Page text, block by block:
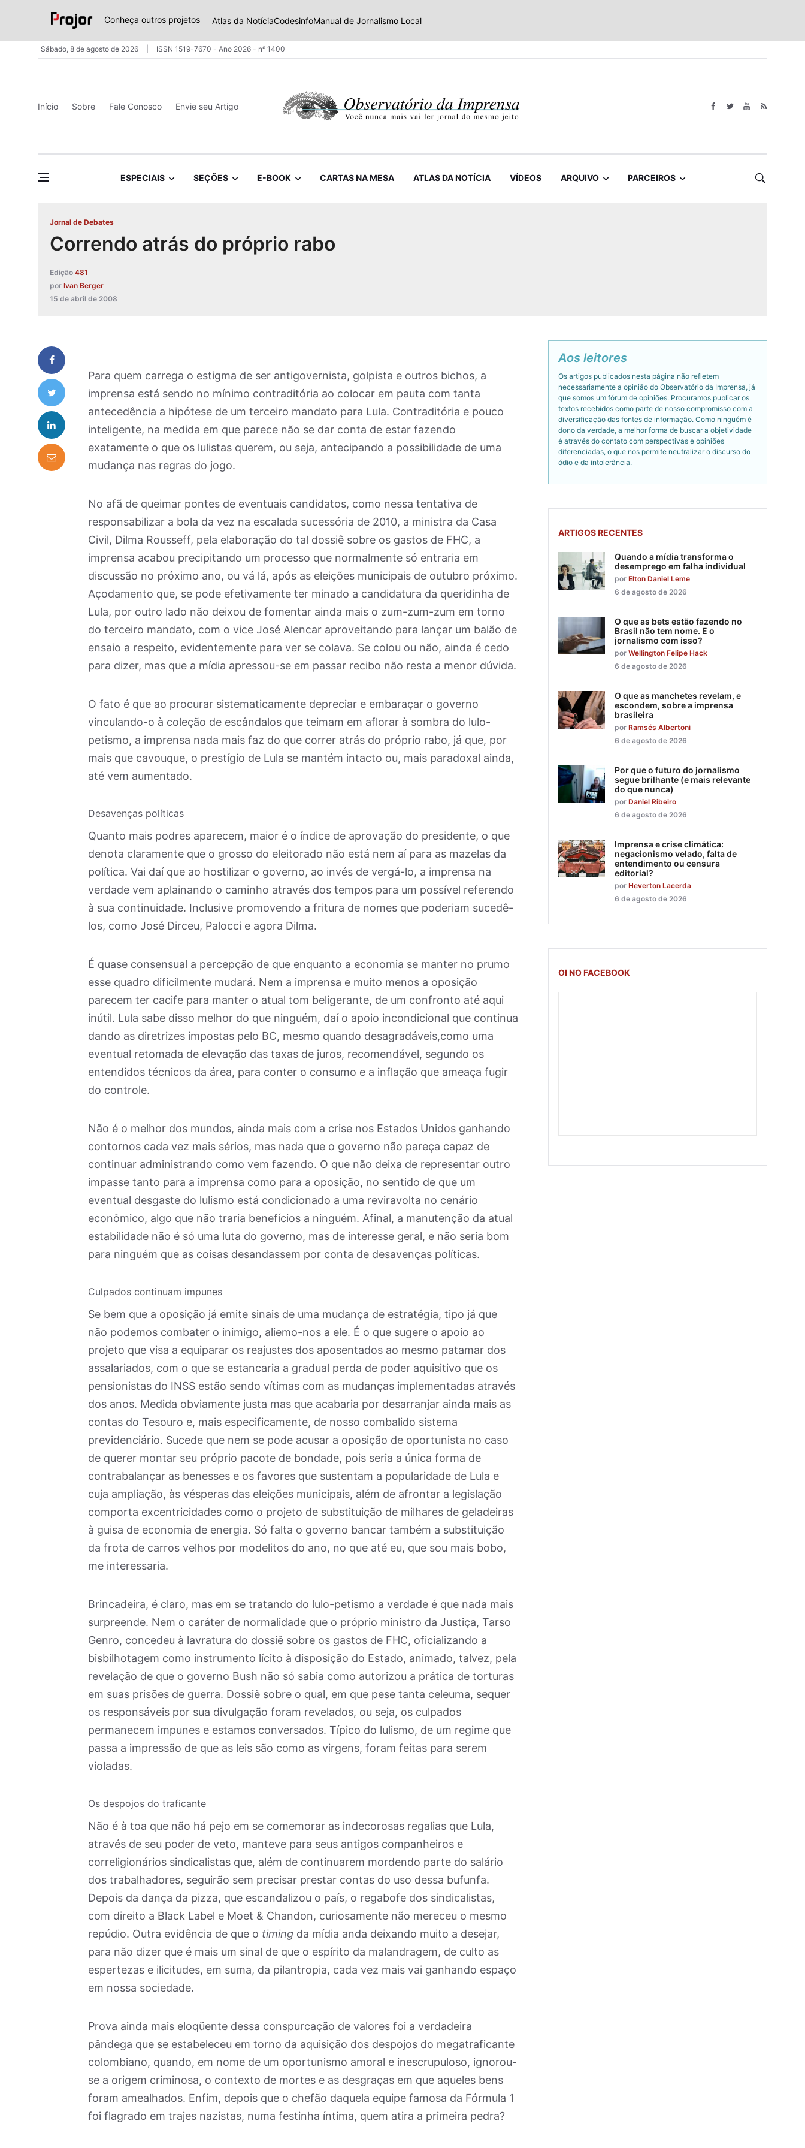
Conheça outros projetos Atlas da NotíciaCodesinfoManual de Jornalismo Local
Sábado, 8 de agosto de 2026 ISSN 1519-7670 - Ano 2026 - nº 1400
Início Sobre Fale Conosco Envie seu Artigo
ESPECIAIS SEÇÕES E-BOOK CARTAS NA MESA ATLAS DA NOTÍCIA VÍDEOS ARQUIVO PARCEIROS
Jornal de Debates
Correndo atrás do próprio rabo
Edição 481
por Ivan Berger
15 de abril de 2008
Para quem carrega o estigma de ser antigovernista, golpista e outros bichos, a
imprensa está sendo no mínimo contraditória ao colocar em pauta com tanta
antecedência a hipótese de um terceiro mandato para Lula. Contraditória e pouco
inteligente, na medida em que parece não se dar conta de estar fazendo
exatamente o que os lulistas querem, ou seja, antecipando a possibilidade de uma
mudança nas regras do jogo.
No afã de queimar pontes de eventuais candidatos, como nessa tentativa de
responsabilizar a bola da vez na escalada sucessória de 2010, a ministra da Casa
Civil, Dilma Rousseff, pela elaboração do tal dossiê sobre os gastos de FHC, a
imprensa acabou precipitando um processo que normalmente só entraria em
discussão no próximo ano, ou vá lá, após as eleições municipais de outubro próximo.
Açodamento que, se pode efetivamente ter minado a candidatura da queridinha de
Lula, por outro lado não deixou de fomentar ainda mais o zum-zum-zum em torno
do terceiro mandato, com o vice José Alencar aproveitando para lançar um balão de
ensaio a respeito, evidentemente para ver se colava. Se colou ou não, ainda é cedo
para dizer, mas que a mídia apressou-se em passar recibo não resta a menor dúvida.
O fato é que ao procurar sistematicamente depreciar e embaraçar o governo
vinculando-o à coleção de escândalos que teimam em aflorar à sombra do lulo-
petismo, a imprensa nada mais faz do que correr atrás do próprio rabo, já que, por
mais que cavouque, o prestígio de Lula se mantém intacto ou, mais paradoxal ainda,
até vem aumentado.
Desavenças políticas
Quanto mais podres aparecem, maior é o índice de aprovação do presidente, o que
denota claramente que o grosso do eleitorado não está nem aí para as mazelas da
política. Vai daí que ao hostilizar o governo, ao invés de vergá-lo, a imprensa na
verdade vem aplainando o caminho através dos tempos para um possível referendo
à sua continuidade. Inclusive promovendo a fritura de nomes que poderiam sucedê-
los, como José Dirceu, Palocci e agora Dilma.
É quase consensual a percepção de que enquanto a economia se manter no prumo
esse quadro dificilmente mudará. Nem a imprensa e muito menos a oposição
parecem ter cacife para manter o atual tom beligerante, de um confronto até aqui
inútil. Lula sabe disso melhor do que ninguém, daí o apoio incondicional que continua
dando as diretrizes impostas pelo BC, mesmo quando desagradáveis,como uma
eventual retomada de elevação das taxas de juros, recomendável, segundo os
entendidos técnicos da área, para conter o consumo e a inflação que ameaça fugir
do controle.
Não é o melhor dos mundos, ainda mais com a crise nos Estados Unidos ganhando
contornos cada vez mais sérios, mas nada que o governo não pareça capaz de
continuar administrando como vem fazendo. O que não deixa de representar outro
impasse tanto para a imprensa como para a oposição, no sentido de que um
eventual desgaste do lulismo está condicionado a uma reviravolta no cenário
econômico, algo que não traria benefícios a ninguém. Afinal, a manutenção da atual
estabilidade não é só uma luta do governo, mas de interesse geral, e não seria bom
para ninguém que as coisas desandassem por conta de desavenças políticas.
Culpados continuam impunes
Se bem que a oposição já emite sinais de uma mudança de estratégia, tipo já que
não podemos combater o inimigo, aliemo-nos a ele. É o que sugere o apoio ao
projeto que visa a equiparar os reajustes dos aposentados ao mesmo patamar dos
assalariados, com o que se estancaria a gradual perda de poder aquisitivo que os
pensionistas do INSS estão sendo vítimas com as mudanças implementadas através
dos anos. Medida obviamente justa mas que acabaria por desarranjar ainda mais as
contas do Tesouro e, mais especificamente, de nosso combalido sistema
previdenciário. Sucede que nem se pode acusar a oposição de oportunista no caso
de querer montar seu próprio pacote de bondade, pois seria a única forma de
contrabalançar as benesses e os favores que sustentam a popularidade de Lula e
cuja ampliação, às vésperas das eleições municipais, além de afrontar a legislação
comporta excentricidades como o projeto de substituição de milhares de geladeiras
à guisa de economia de energia. Só falta o governo bancar também a substituição
da frota de carros velhos por modelitos do ano, no que até eu, que sou mais bobo,
me interessaria.
Brincadeira, é claro, mas em se tratando do lulo-petismo a verdade é que nada mais
surpreende. Nem o caráter de normalidade que o próprio ministro da Justiça, Tarso
Genro, concedeu à lavratura do dossiê sobre os gastos de FHC, oficializando a
bisbilhotagem como instrumento lícito à disposição do Estado, animado, talvez, pela
revelação de que o governo Bush não só sabia como autorizou a prática de torturas
em suas prisões de guerra. Dossiê sobre o qual, em que pese tanta celeuma, sequer
os responsáveis por sua divulgação foram revelados, ou seja, os culpados
permanecem impunes e estamos conversados. Típico do lulismo, de um regime que
passa a impressão de que as leis são como as virgens, foram feitas para serem
violadas.
Os despojos do traficante
Não é à toa que não há pejo em se comemorar as indecorosas regalias que Lula,
através de seu poder de veto, manteve para seus antigos companheiros e
correligionários sindicalistas que, além de continuarem mordendo parte do salário
dos trabalhadores, seguirão sem precisar prestar contas do uso dessa bufunfa.
Depois da dança da pizza, que escandalizou o país, o regabofe dos sindicalistas,
com direito a Black Label e Moet & Chandon, curiosamente não mereceu o mesmo
repúdio. Outra evidência de que o timing da mídia anda deixando muito a desejar,
para não dizer que é mais um sinal de que o espírito da malandragem, de culto as
espertezas e ilicitudes, em suma, da pilantropia, cada vez mais vai ganhando espaço
em nossa sociedade.
Prova ainda mais eloqüente dessa conspurcação de valores foi a verdadeira
pândega que se estabeleceu em torno da aquisição dos despojos do megatraficante
colombiano, quando, em nome de um oportunismo amoral e inescrupuloso, ignorou-
se a origem criminosa, o contexto de mortes e as desgraças em que aqueles bens
foram amealhados. Enfim, depois que o chefão daquela equipe famosa da Fórmula 1
foi flagrado em trajes nazistas, numa festinha íntima, quem atira a primeira pedra?
Aos leitores
Os artigos publicados nesta página não refletem
necessariamente a opinião do Observatório da Imprensa, já
que somos um fórum de opiniões. Procuramos publicar os
textos recebidos como parte de nosso compromisso com a
diversificação das fontes de informação. Como ninguém é
dono da verdade, a melhor forma de buscar a objetividade
é através do contato com perspectivas e opiniões
diferenciadas, o que nos permite neutralizar o discurso do
ódio e da intolerância.
ARTIGOS RECENTES
Quando a mídia transforma o
desemprego em falha individual
por Elton Daniel Leme
6 de agosto de 2026
O que as bets estão fazendo no
Brasil não tem nome. E o
jornalismo com isso?
por Wellington Felipe Hack
6 de agosto de 2026
O que as manchetes revelam, e
escondem, sobre a imprensa
brasileira
por Ramsés Albertoni
6 de agosto de 2026
Por que o futuro do jornalismo
segue brilhante (e mais relevante
do que nunca)
por Daniel Ribeiro
6 de agosto de 2026
Imprensa e crise climática:
negacionismo velado, falta de
entendimento ou censura
editorial?
por Heverton Lacerda
6 de agosto de 2026
OI NO FACEBOOK